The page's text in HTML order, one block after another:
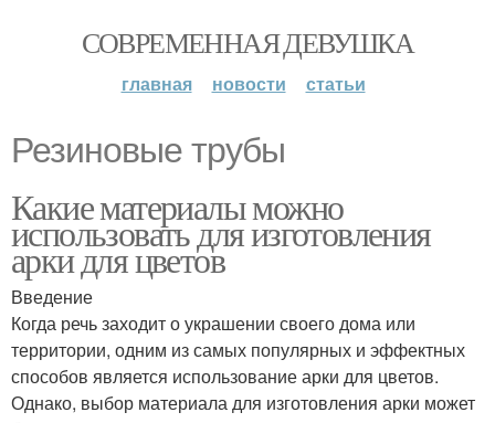
СОВРЕМЕННАЯ ДЕВУШКА
главная новости статьи
Резиновые трубы
Какие материалы можно
использовать для изготовления
арки для цветов
Введение
Когда речь заходит о украшении своего дома или
территории, одним из самых популярных и эффектных
способов является использование арки для цветов.
Однако, выбор материала для изготовления арки может